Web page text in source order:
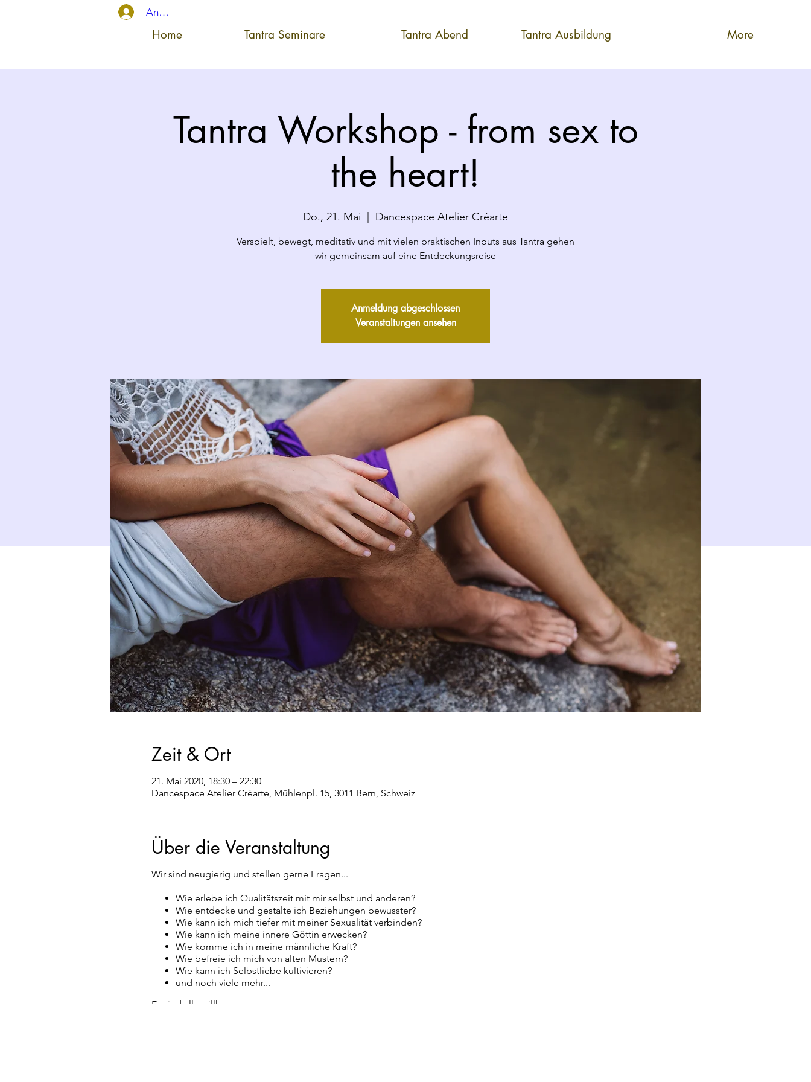
Anmelden
Home Tantra Seminare Tantra Abend Tantra Ausbildung More
Tantra Workshop - from sex to
the heart!
Do., 21. Mai Dancespace Atelier Créarte
Verspielt, bewegt, meditativ und mit vielen praktischen Inputs aus Tantra gehen
wir gemeinsam auf eine Entdeckungsreise
Anmeldung abgeschlossen
Veranstaltungen ansehen
Zeit & Ort
21. Mai 2020, 18:30 – 22:30
Dancespace Atelier Créarte, Mühlenpl. 15, 3011 Bern, Schweiz
Über die Veranstaltung
Wir sind neugierig und stellen gerne Fragen...
Wie erlebe ich Qualitätszeit mit mir selbst und anderen?
Wie entdecke und gestalte ich Beziehungen bewusster?
Wie kann ich mich tiefer mit meiner Sexualität verbinden?
Wie kann ich meine innere Göttin erwecken?
Wie komme ich in meine männliche Kraft?
Wie befreie ich mich von alten Mustern?
Wie kann ich Selbstliebe kultivieren?
und noch viele mehr...
Es sind alle willkommen: